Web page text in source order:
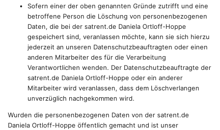
Sofern einer der oben genannten Gründe zutrifft und eine
betroffene Person die Löschung von personenbezogenen
Daten, die bei der satrent.de Daniela Ortloff-Hoppe
gespeichert sind, veranlassen möchte, kann sie sich hierzu
jederzeit an unseren Datenschutzbeauftragten oder einen
anderen Mitarbeiter des für die Verarbeitung
Verantwortlichen wenden. Der Datenschutzbeauftragte der
satrent.de Daniela Ortloff-Hoppe oder ein anderer
Mitarbeiter wird veranlassen, dass dem Löschverlangen
unverzüglich nachgekommen wird.
Wurden die personenbezogenen Daten von der satrent.de
Daniela Ortloff-Hoppe öffentlich gemacht und ist unser